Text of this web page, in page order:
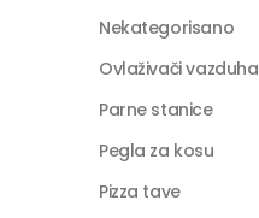
Nekategorisano
Ovlaživači vazduha
Parne stanice
Pegla za kosu
Pizza tave